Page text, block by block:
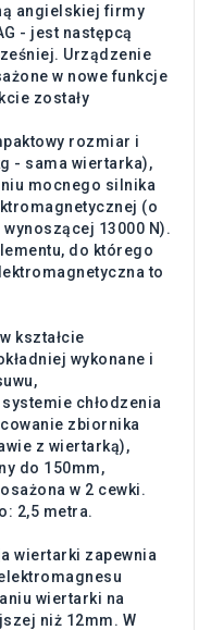
angielskiej firmy
- jest następcą
Urządzenie
w nowe funkcje
zostały
rozmiar i
- sama wiertarka),
mocnego silnika
(o
13000 N).
do którego
to
kształcie
wykonane i
chłodzenia
zbiornika
z wiertarką),
do 150mm,
w 2 cewki.
2,5 metra.
wiertarki zapewnia
wiertarki na
niż 12mm. W